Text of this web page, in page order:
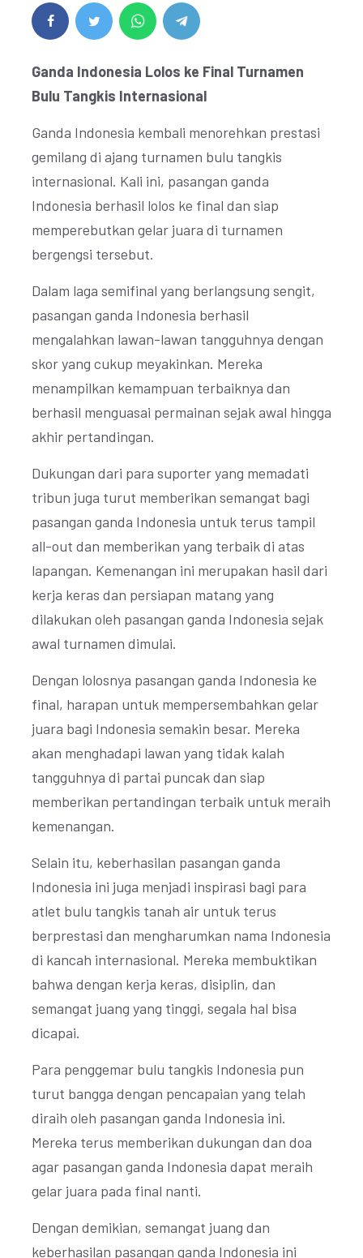
Ganda Indonesia Lolos ke Final Turnamen
Bulu Tangkis Internasional
Ganda Indonesia kembali menorehkan prestasi
gemilang di ajang turnamen bulu tangkis
internasional. Kali ini, pasangan ganda
Indonesia berhasil lolos ke final dan siap
memperebutkan gelar juara di turnamen
bergengsi tersebut.
Dalam laga semifinal yang berlangsung sengit,
pasangan ganda Indonesia berhasil
mengalahkan lawan-lawan tangguhnya dengan
skor yang cukup meyakinkan. Mereka
menampilkan kemampuan terbaiknya dan
berhasil menguasai permainan sejak awal hingga
akhir pertandingan.
Dukungan dari para suporter yang memadati
tribun juga turut memberikan semangat bagi
pasangan ganda Indonesia untuk terus tampil
all-out dan memberikan yang terbaik di atas
lapangan. Kemenangan ini merupakan hasil dari
kerja keras dan persiapan matang yang
dilakukan oleh pasangan ganda Indonesia sejak
awal turnamen dimulai.
Dengan lolosnya pasangan ganda Indonesia ke
final, harapan untuk mempersembahkan gelar
juara bagi Indonesia semakin besar. Mereka
akan menghadapi lawan yang tidak kalah
tangguhnya di partai puncak dan siap
memberikan pertandingan terbaik untuk meraih
kemenangan.
Selain itu, keberhasilan pasangan ganda
Indonesia ini juga menjadi inspirasi bagi para
atlet bulu tangkis tanah air untuk terus
berprestasi dan mengharumkan nama Indonesia
di kancah internasional. Mereka membuktikan
bahwa dengan kerja keras, disiplin, dan
semangat juang yang tinggi, segala hal bisa
dicapai.
Para penggemar bulu tangkis Indonesia pun
turut bangga dengan pencapaian yang telah
diraih oleh pasangan ganda Indonesia ini.
Mereka terus memberikan dukungan dan doa
agar pasangan ganda Indonesia dapat meraih
gelar juara pada final nanti.
Dengan demikian, semangat juang dan
keberhasilan pasangan ganda Indonesia ini